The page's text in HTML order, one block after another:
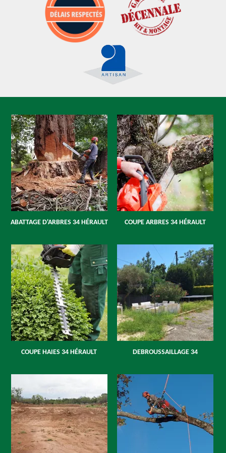
ABATTAGE D'ARBRES 34 HÉRAULT COUPE ARBRES 34 HÉRAULT
COUPE HAIES 34 HÉRAULT DEBROUSSAILLAGE 34